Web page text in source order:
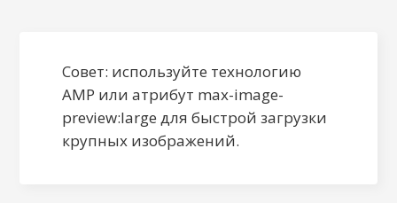
бумажные
наклейки
определенных
цветов, на которых
Совет: используйте технологию
AMP или атрибут max-image-
preview:large для быстрой загрузки
крупных изображений.